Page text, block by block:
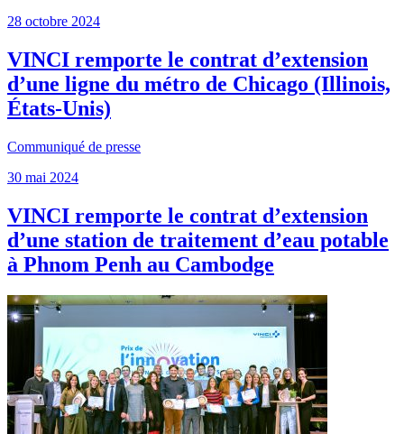
28 octobre 2024
VINCI remporte le contrat d’extension
d’une ligne du métro de Chicago (Illinois,
États-Unis)
Communiqué de presse
30 mai 2024
VINCI remporte le contrat d’extension
d’une station de traitement d’eau potable
à Phnom Penh au Cambodge